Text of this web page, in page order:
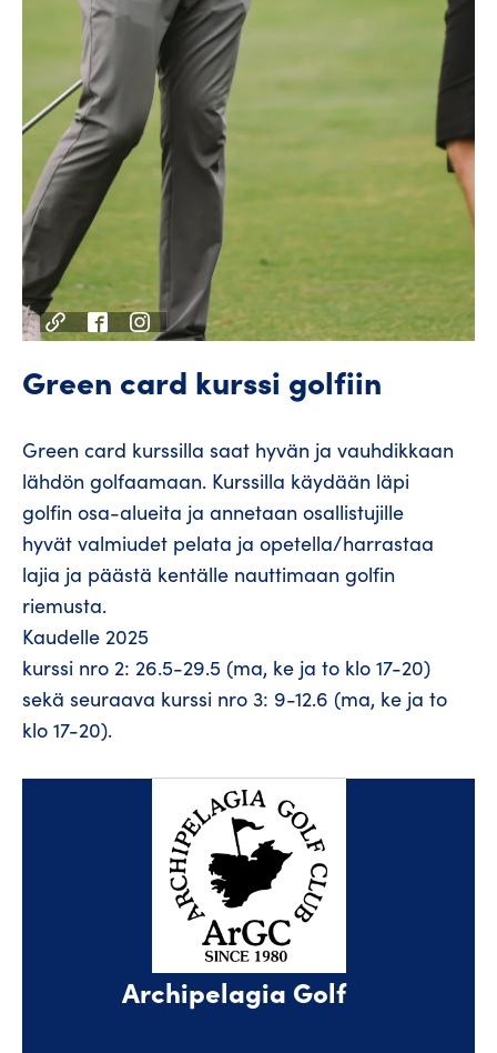
Green card kurssi golfiin
Green card kurssilla saat hyvän ja vauhdikkaan
lähdön golfaamaan. Kurssilla käydään läpi
golfin osa-alueita ja annetaan osallistujille
hyvät valmiudet pelata ja opetella/harrastaa
lajia ja päästä kentälle nauttimaan golfin
riemusta.
Kaudelle 2025
kurssi nro 2: 26.5-29.5 (ma, ke ja to klo 17-20)
sekä seuraava kurssi nro 3: 9-12.6 (ma, ke ja to
klo 17-20).
Archipelagia Golf